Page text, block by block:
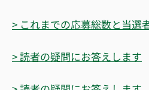
> これまでの応募総数と当選
> 読者の疑問にお答えします